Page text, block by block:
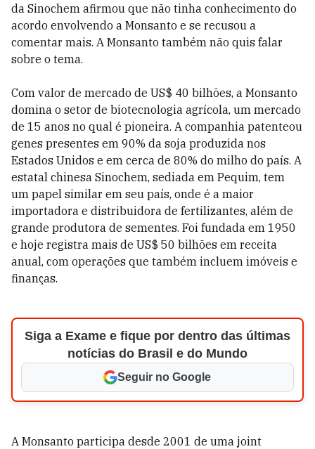
da Sinochem afirmou que não tinha conhecimento do
acordo envolvendo a Monsanto e se recusou a
comentar mais. A Monsanto também não quis falar
sobre o tema.
Com valor de mercado de US$ 40 bilhões, a Monsanto
domina o setor de biotecnologia agrícola, um mercado
de 15 anos no qual é pioneira. A companhia patenteou
genes presentes em 90% da soja produzida nos
Estados Unidos e em cerca de 80% do milho do país. A
estatal chinesa Sinochem, sediada em Pequim, tem
um papel similar em seu país, onde é a maior
importadora e distribuidora de fertilizantes, além de
grande produtora de sementes. Foi fundada em 1950
e hoje registra mais de US$ 50 bilhões em receita
anual, com operações que também incluem imóveis e
finanças.
Siga a Exame e fique por dentro das últimas
notícias do Brasil e do Mundo
Seguir no Google
A Monsanto participa desde 2001 de uma joint